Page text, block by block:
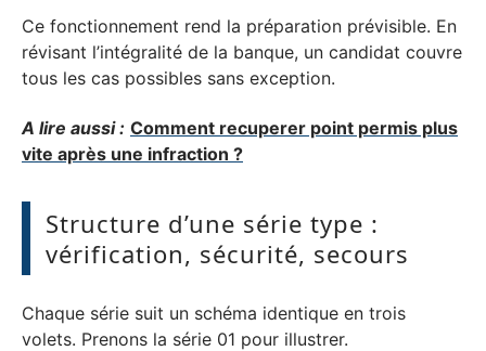
Ce fonctionnement rend la préparation prévisible. En
révisant l’intégralité de la banque, un candidat couvre
tous les cas possibles sans exception.
A lire aussi : Comment recuperer point permis plus
vite après une infraction ?
Structure d’une série type :
vérification, sécurité, secours
Chaque série suit un schéma identique en trois
volets. Prenons la série 01 pour illustrer.